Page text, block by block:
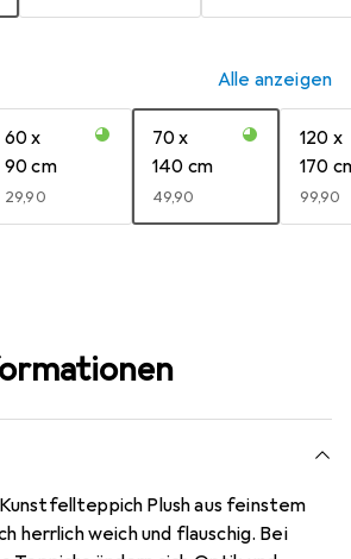
Alle anzeigen
60 x
90 cm
EUR
29,90
70 x
140 cm
EUR
49,90
120 x
170
EUR
99,90
Plush aus feinstem
herrlich weich und flauschig. Bei